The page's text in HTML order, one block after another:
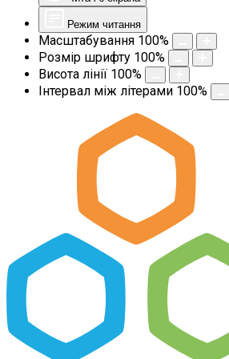
Режим читання
Масштабування 100%
Розмір шрифту 100%
Висота лінії 100%
Інтервал між літерами 100%